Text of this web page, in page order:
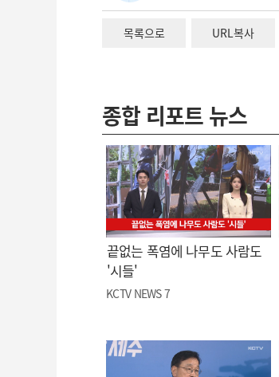
목록으로 URL복사
종합 리포트 뉴스
끝없는 폭염에 나무도 사람도
'시들'
KCTV NEWS 7